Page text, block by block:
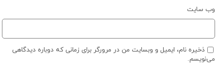
وب‌ سایت
ذخیره نام، ایمیل و وبسایت من در مرورگر برای زمانی که دوباره دیدگاهی
می‌نویسم.